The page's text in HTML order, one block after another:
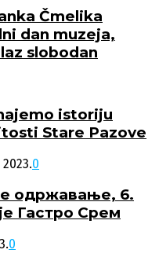
Čmelika
dan muzeja,
slobodan
istoriju
Stare Pazove
0
одржавање, 6.
Гастро Срем
0